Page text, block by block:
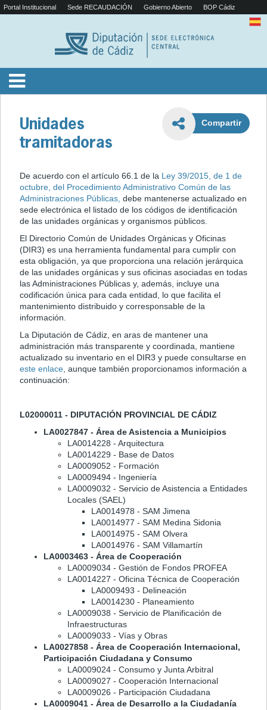
Portal Institucional Sede RECAUDACIÓN Gobierno Abierto BOP Cádiz
Unidades
tramitadoras
De acuerdo con el artículo 66.1 de la Ley 39/2015, de 1 de
octubre, del Procedimiento Administrativo Común de las
Administraciones Públicas, debe mantenerse actualizado en
sede electrónica el listado de los códigos de identificación
de las unidades orgánicas y organismos públicos.
El Directorio Común de Unidades Orgánicas y Oficinas
(DIR3) es una herramienta fundamental para cumplir con
esta obligación, ya que proporciona una relación jerárquica
de las unidades orgánicas y sus oficinas asociadas en todas
las Administraciones Públicas y, además, incluye una
codificación única para cada entidad, lo que facilita el
mantenimiento distribuido y corresponsable de la
información.
La Diputación de Cádiz, en aras de mantener una
administración más transparente y coordinada, mantiene
actualizado su inventario en el DIR3 y puede consultarse en
este enlace, aunque también proporcionamos información a
continuación:
L02000011 - DIPUTACIÓN PROVINCIAL DE CÁDIZ
LA0027847 - Área de Asistencia a Municipios
LA0014228 - Arquitectura
LA0014229 - Base de Datos
LA0009052 - Formación
LA0009494 - Ingeniería
LA0009032 - Servicio de Asistencia a Entidades
Locales (SAEL)
LA0014978 - SAM Jimena
LA0014977 - SAM Medina Sidonia
LA0014975 - SAM Olvera
LA0014976 - SAM Villamartín
LA0003463 - Área de Cooperación
LA0009034 - Gestión de Fondos PROFEA
LA0014227 - Oficina Técnica de Cooperación
LA0009493 - Delineación
LA0014230 - Planeamiento
LA0009038 - Servicio de Planificación de
Infraestructuras
LA0009033 - Vías y Obras
LA0027858 - Área de Cooperación Internacional,
Participación Ciudadana y Consumo
LA0009024 - Consumo y Junta Arbitral
LA0009027 - Cooperación Internacional
LA0009026 - Participación Ciudadana
LA0009041 - Área de Desarrollo a la Ciudadanía
Compartir